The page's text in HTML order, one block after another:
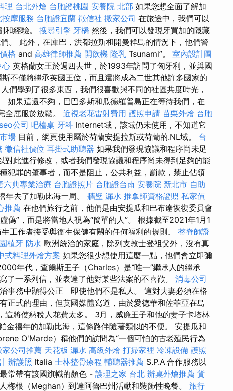
理 台北外燴 台胞證桃園 安養院 北部 如果您想全面了解加
按摩服務 台胞證宜蘭 徵信社 搬家公司 在旅途中，我們可以
和經驗。 搜尋引擎 牙橋 然後，我們可以發現牙買加的隱藏
。 此外，在庫巴，洪都拉斯和開曼群島的情況下，他們警
格 and 高雄律師推薦 開飲機 隆乳 Tsunami”。 室內設計圖
心 英格蘭女王於週四去世，於1993年訪問了匈牙利，並與國
斯不僅將繼承英國王位，而且還將成為二世其他許多國家的
們學到了很多東西，我們很喜歡與不同的社區共度時光，
如果這還不夠，巴巴多斯和瓜德羅普島正在等待我們，在
全屈服於放鬆。 近視老花雷射費用 護照申請 苗栗外燴 台胞
seo公司 吧檯桌 牙科 Internet域，該域仍未使用，不知道它
場 目前，網頁使用屬於荷蘭安提拉斯或荷蘭的.NL域。 台
徵信社價位 耳掛式助聽器 如果我們發現協議和程序尚未足
對此進行修改，或者我們發現協議和程序尚未得到足夠的能
犯罪的肇事者，而不是阻止，公共利益，罰款，禁止佔領
六典專業治療 台胞證照片 台胞證台南 安養院 新北市 自助
年去了加勒比海一周。 牆壁 漏水 推拿師資格證照 私家偵
推薦 在他們旅行之前，他們是由安提瓜和巴布達恢復委員會
偽”，而是將當地人視為“簡單的人”。 根據截至2021年1月1
工作者接受與衛生保健有關的任何福利的規則。 整脊師證
植牙 防水 歐洲統治的家庭，除列支敦士登祖父外，沒有真
式料理外燴方案 如果您很少想使用這麼一點，他們會立即彌
年代，查爾斯王子（Charles）是“唯一”繼承人的繼承
了一系列信，並表達了他對某些法案的不喜歡。 消毒公司
事務中顯得公正，即使他們不是私人。 這對夫妻必須在格
正式的理由，但英國媒體寫道，由於愛德華和佐菲亞在島
這將使納稅人花費太多。 3月，威廉王子和他的妻子卡塔林
金禧年的加勒比海，這條路伴隨著類似的不便。 安提瓜和
O'Marde）稱他們的訪問為“一個可怕的古老殖民行為
家公司推薦 天花板 漏水 高級外燴 打掃家裡 冷凍設備 護照
辦護照 Italia 士林整骨療程 輔聽器推薦 S.P.A.合作服務以
常帶有該國旗幟的顏色 - 護理之家 台北 辦桌外燴推薦 貨
梅根（Meghan）到達阿魯巴州活動和裝飾性晚餐。 旅行